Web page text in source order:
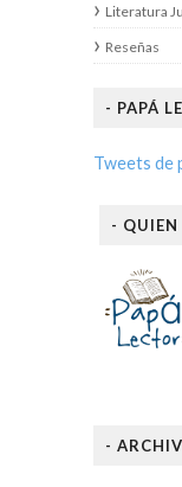
Literatura
Reseñas
- PAPÁ
Tweets de
- QUIEN
-